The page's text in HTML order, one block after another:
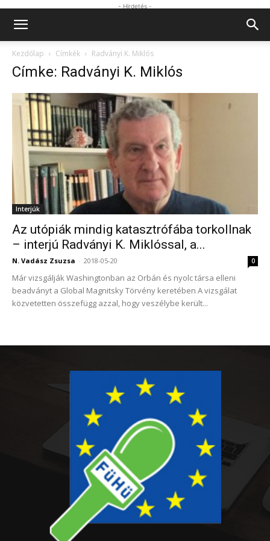
- Hirdetés -
Kezdőlap Címkék Radványi K. Miklós
Címke: Radványi K. Miklós
Interjúk
Az utópiák mindig katasztrófába torkollnak
– interjú Radványi K. Miklóssal, a...
N. Vadász Zsuzsa - 2018-05-20 0
Már vizsgálják Washingtonban az Orbán és nyolc társa elleni
beadványt a Global Magnitsky Törvény keretében A vizsgálat
közvetetten összefügg azzal, hogy veszélybe került...